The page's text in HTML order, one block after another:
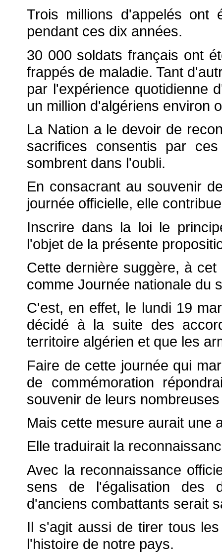
Trois millions d'appelés
pendant ces dix années.
30 000 soldats français ont
frappés de maladie. Tant
par l'expérience quotidienne
un million d'algériens environ
La Nation a le devoir de
sacrifices consentis par
sombrent dans l'oubli.
En consacrant au souvenir
journée officielle, elle
Inscrire dans la loi le
l'objet de la présente
Cette dernière suggère, à
comme Journée nationale du
C'est, en effet, le lundi 19
décidé à la suite des
territoire algérien et que les
Faire de cette journée qui
de commémoration
souvenir de leurs
Mais cette mesure aurait une
Elle traduirait la
Avec la reconnaissance
sens de l'égalisation des
d'anciens combattants serait
Il s'agit aussi de tirer tous
l'histoire de notre pays.